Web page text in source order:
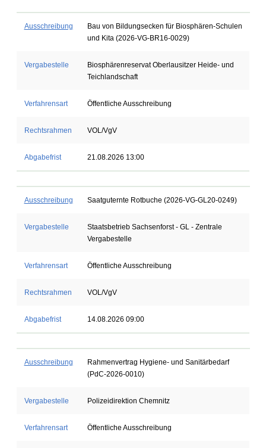
Ausschreibung
Bau von Bildungsecken für Biosphären-Schulen
und Kita (2026-VG-BR16-0029)
Vergabestelle
Biosphärenreservat Oberlausitzer Heide- und
Teichlandschaft
Verfahrensart Öffentliche Ausschreibung
Rechtsrahmen VOL/VgV
Abgabefrist 21.08.2026 13:00
Ausschreibung Saatguternte Rotbuche (2026-VG-GL20-0249)
Vergabestelle
Staatsbetrieb Sachsenforst - GL - Zentrale
Vergabestelle
Verfahrensart Öffentliche Ausschreibung
Rechtsrahmen VOL/VgV
Abgabefrist 14.08.2026 09:00
Ausschreibung
Rahmenvertrag Hygiene- und Sanitärbedarf
(PdC-2026-0010)
Vergabestelle Polizeidirektion Chemnitz
Verfahrensart Öffentliche Ausschreibung